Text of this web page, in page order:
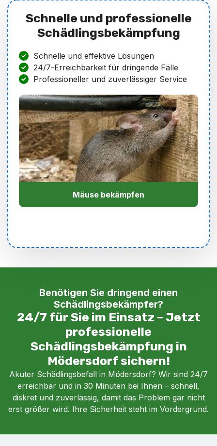
Schnelle und professionelle
Schädlingsbekämpfung
Schnelle und effektive Lösungen
24/7-Erreichbarkeit für dringende Fälle
Professioneller und zuverlässiger Service
Mäuse bekämpfen
Benötigen Sie dringend einen
Schädlingsbekämpfer?
24/7 für Sie im Einsatz – Jetzt
professionelle
Schädlingsbekämpfung in
Mödersdorf sichern!
Akuter Schädlingsbefall in Mödersdorf? Wir sind 24/7
erreichbar und in 30 Minuten bei Ihnen – schnell,
diskret und zuverlässig, damit das Problem gar nicht
erst größer wird. Ihre Sicherheit steht im Vordergrund.